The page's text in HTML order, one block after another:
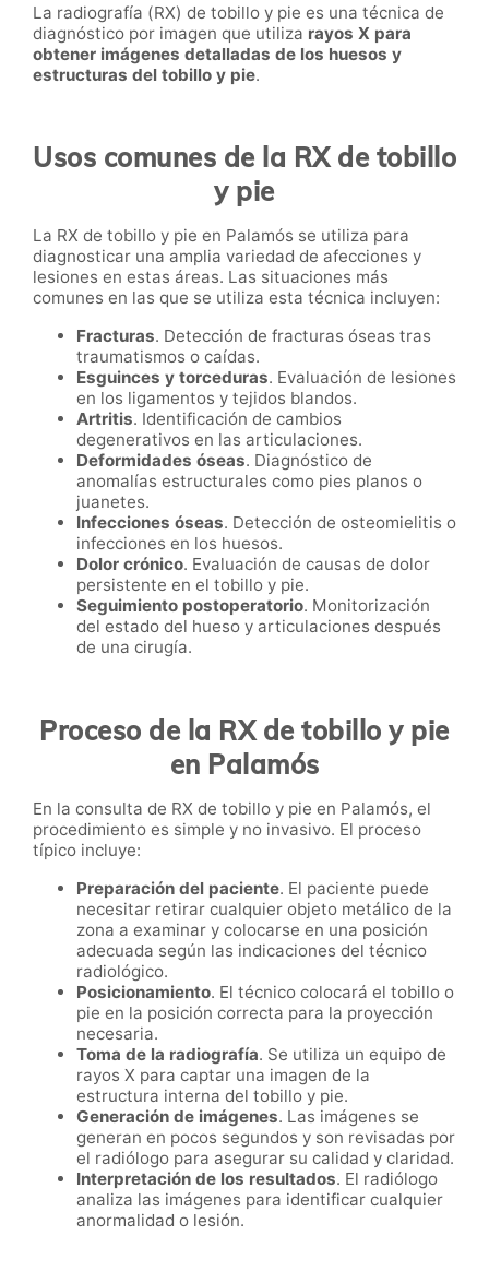
La radiografía (RX) de tobillo y pie es una técnica de
diagnóstico por imagen que utiliza rayos X para
obtener imágenes detalladas de los huesos y
estructuras del tobillo y pie.
Usos comunes de la RX de tobillo
y pie
La RX de tobillo y pie en Palamós se utiliza para
diagnosticar una amplia variedad de afecciones y
lesiones en estas áreas. Las situaciones más
comunes en las que se utiliza esta técnica incluyen:
Fracturas. Detección de fracturas óseas tras
traumatismos o caídas.
Esguinces y torceduras. Evaluación de lesiones
en los ligamentos y tejidos blandos.
Artritis. Identificación de cambios
degenerativos en las articulaciones.
Deformidades óseas. Diagnóstico de
anomalías estructurales como pies planos o
juanetes.
Infecciones óseas. Detección de osteomielitis o
infecciones en los huesos.
Dolor crónico. Evaluación de causas de dolor
persistente en el tobillo y pie.
Seguimiento postoperatorio. Monitorización
del estado del hueso y articulaciones después
de una cirugía.
Proceso de la RX de tobillo y pie
en Palamós
En la consulta de RX de tobillo y pie en Palamós, el
procedimiento es simple y no invasivo. El proceso
típico incluye:
Preparación del paciente. El paciente puede
necesitar retirar cualquier objeto metálico de la
zona a examinar y colocarse en una posición
adecuada según las indicaciones del técnico
radiológico.
Posicionamiento. El técnico colocará el tobillo o
pie en la posición correcta para la proyección
necesaria.
Toma de la radiografía. Se utiliza un equipo de
rayos X para captar una imagen de la
estructura interna del tobillo y pie.
Generación de imágenes. Las imágenes se
generan en pocos segundos y son revisadas por
el radiólogo para asegurar su calidad y claridad.
Interpretación de los resultados. El radiólogo
analiza las imágenes para identificar cualquier
anormalidad o lesión.